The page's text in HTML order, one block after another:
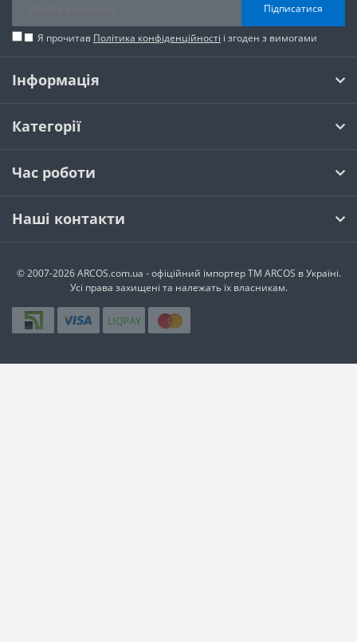
Підписатися
Я прочитав Політика конфіденційності і згоден з вимогами
Інформація
Категорії
Час роботи
Наші контакти
© 2007-2026 ARCOS.com.ua - офiцiйний iмпортер ТМ ARCOS в Україні.
Усi права захищенi та належать їх власникам.